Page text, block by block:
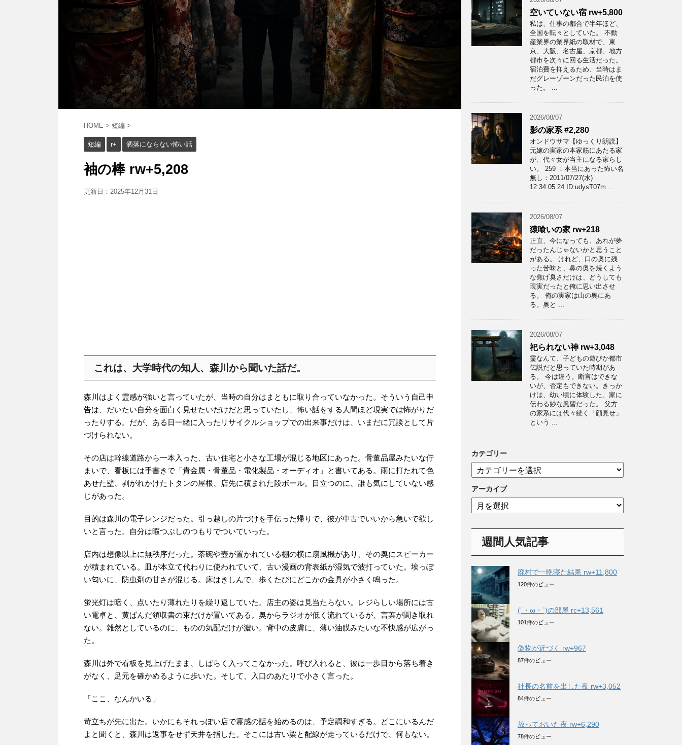
HOME > 短編 >
短編 r+ 洒落にならない怖い話
袖の棒 rw+5,208
更新日： 2025年12月31日
これは、大学時代の知人、森川から聞いた話だ。
森川はよく霊感が強いと言っていたが、当時の自分はまともに取り合っていなかった。そういう自己申
告は、だいたい自分を面白く見せたいだけだと思っていたし、怖い話をする人間ほど現実では怖がりだ
ったりする。だが、ある日一緒に入ったリサイクルショップでの出来事だけは、いまだに冗談として片
づけられない。
その店は幹線道路から一本入った、古い住宅と小さな工場が混じる地区にあった。骨董品屋みたいな佇
まいで、看板には手書きで「貴金属・骨董品・電化製品・オーディオ」と書いてある。雨に打たれて色
あせた壁、剥がれかけたトタンの屋根、店先に積まれた段ボール。目立つのに、誰も気にしていない感
じがあった。
目的は森川の電子レンジだった。引っ越しの片づけを手伝った帰りで、彼が中古でいいから急いで欲し
いと言った。自分は暇つぶしのつもりでついていった。
店内は想像以上に無秩序だった。茶碗や壺が置かれている棚の横に扇風機があり、その奥にスピーカー
が積まれている。皿が本立て代わりに使われていて、古い漫画の背表紙が湿気で波打っていた。埃っぽ
い匂いに、防虫剤の甘さが混じる。床はきしんで、歩くたびにどこかの金具が小さく鳴った。
蛍光灯は暗く、点いたり薄れたりを繰り返していた。店主の姿は見当たらない。レジらしい場所には古
い電卓と、黄ばんだ領収書の束だけが置いてある。奥からラジオが低く流れているが、言葉が聞き取れ
ない。雑然としているのに、ものの気配だけが濃い。背中の皮膚に、薄い油膜みたいな不快感が広がっ
た。
森川は外で看板を見上げたまま、しばらく入ってこなかった。呼び入れると、彼は一歩目から落ち着き
がなく、足元を確かめるように歩いた。そして、入口のあたりで小さく言った。
「ここ、なんかいる」
苛立ちが先に出た。いかにもそれっぽい店で霊感の話を始めるのは、予定調和すぎる。どこにいるんだ
よと聞くと、森川は返事をせず天井を指した。そこには古い梁と配線が走っているだけで、何もない。
空いていない宿 rw+5,800
私は、仕事の都合で半年ほど、
全国を転々としていた。 不動
産業界の業界紙の取材で、東
京、大阪、名古屋、京都、地方
都市を次々に回る生活だった。
宿泊費を抑えるため、当時はま
だグレーゾーンだった民泊を使
った。 ...
2026/08/07
影の家系 #2,280
オンドウサマ【ゆっくり朗読】
元嫁の実家の本家筋にあたる家
が、代々女が当主になる家らし
い。 259 ：本当にあった怖い名
無し：2011/07/27(水)
12:34:05.24 ID:udysT07m ...
2026/08/07
猿喰いの家 rw+218
正直、今になっても、あれが夢
だったんじゃないかと思うこと
がある。 けれど、口の奥に残
った苦味と、鼻の奥を焼くよう
な焦げ臭さだけは、どうしても
現実だったと俺に思い出させ
る。 俺の実家は山の奥にあ
る。奥と ...
2026/08/07
祀られない神 rw+3,048
霊なんて、子どもの遊びか都市
伝説だと思っていた時期があ
る。 今は違う。断言はできな
いが、否定もできない。きっか
けは、幼い頃に体験した、家に
伝わる妙な風習だった。 父方
の家系には代々続く「顔見せ」
という ...
カテゴリー
テ
ゴ
リ
ー
アーカイブ
ア
ー
週間人気記事
廃村で一晩寝た結果 rw+11,800
120件のビュー
(´・ω・`)の部屋 rc+13,561
101件のビュー
偽物が近づく rw+967
87件のビュー
社長の名前を出した夜 rw+3,052
84件のビュー
放っておいた夜 rw+6,290
78件のビュー